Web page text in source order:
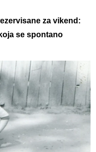
za vikend:
se spontano